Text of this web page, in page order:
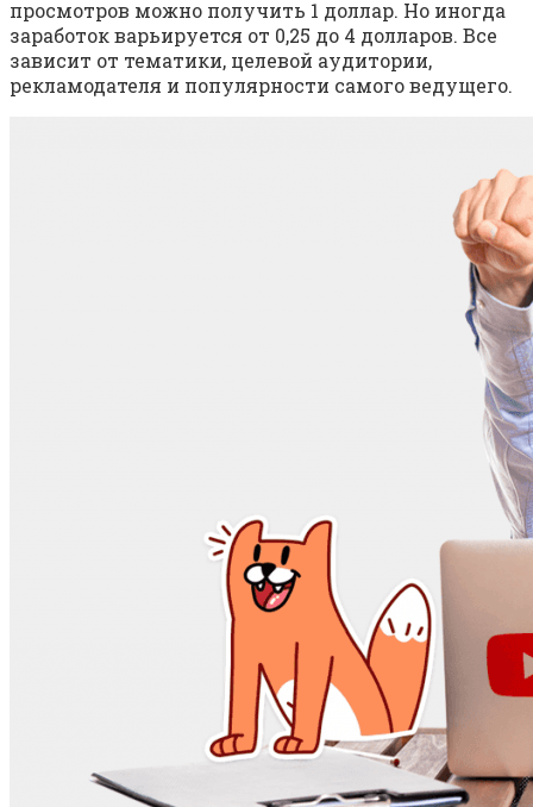
просмотров можно получить 1 доллар. Но иногда
заработок варьируется от 0,25 до 4 долларов. Все
зависит от тематики, целевой аудитории,
рекламодателя и популярности самого ведущего.